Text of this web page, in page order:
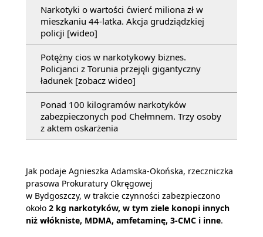
Narkotyki o wartości ćwierć miliona zł w
mieszkaniu 44-latka. Akcja grudziądzkiej
policji [wideo]
Potężny cios w narkotykowy biznes.
Policjanci z Torunia przejęli gigantyczny
ładunek [zobacz wideo]
Ponad 100 kilogramów narkotyków
zabezpieczonych pod Chełmnem. Trzy osoby
z aktem oskarżenia
Jak podaje Agnieszka Adamska-Okońska, rzeczniczka
prasowa Prokuratury Okręgowej
w Bydgoszczy, w trakcie czynności zabezpieczono
około 2 kg narkotyków, w tym ziele konopi innych
niż włókniste, MDMA, amfetaminę, 3-CMC i inne.